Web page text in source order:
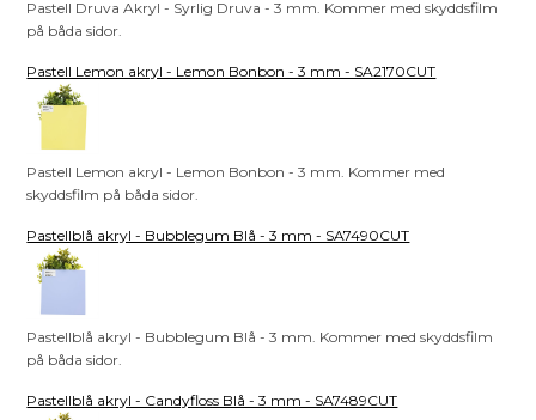
Pastell Druva Akryl - Syrlig Druva - 3 mm. Kommer med skyddsfilm
på båda sidor.
Pastell Lemon akryl - Lemon Bonbon - 3 mm - SA2170CUT
Pastell Lemon akryl - Lemon Bonbon - 3 mm. Kommer med
skyddsfilm på båda sidor.
Pastellblå akryl - Bubblegum Blå - 3 mm - SA7490CUT
Pastellblå akryl - Bubblegum Blå - 3 mm. Kommer med skyddsfilm
på båda sidor.
Pastellblå akryl - Candyfloss Blå - 3 mm - SA7489CUT